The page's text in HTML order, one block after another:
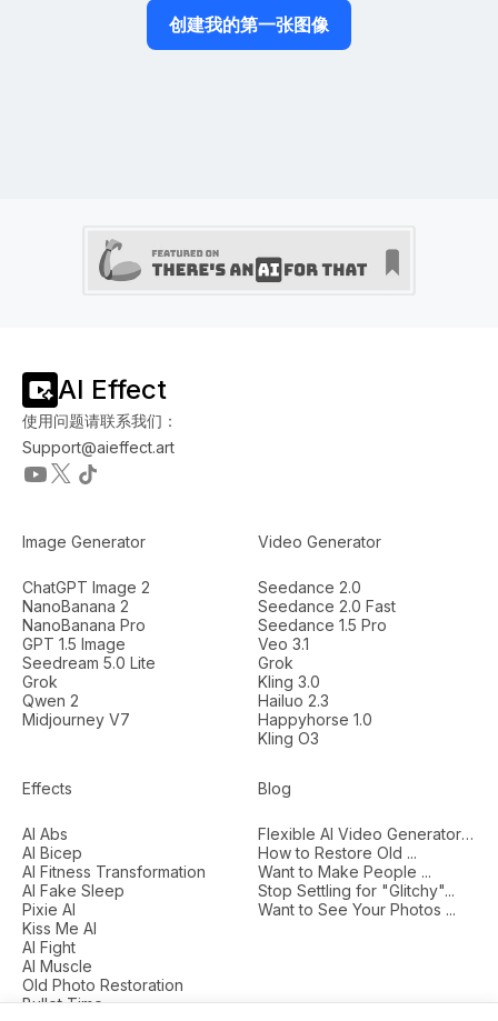
创建我的第一张图像
AI Effect
使用问题请联系我们：
Support@aieffect.art
Image Generator
ChatGPT Image 2
NanoBanana 2
NanoBanana Pro
GPT 1.5 Image
Seedream 5.0 Lite
Grok
Qwen 2
Midjourney V7
Video Generator
Seedance 2.0
Seedance 2.0 Fast
Seedance 1.5 Pro
Veo 3.1
Grok
Kling 3.0
Hailuo 2.3
Happyhorse 1.0
Kling O3
Effects
AI Abs
AI Bicep
AI Fitness Transformation
AI Fake Sleep
Pixie AI
Kiss Me AI
AI Fight
AI Muscle
Old Photo Restoration
Bullet Time
Blog
Flexible AI Video Generators...
How to Restore Old ...
Want to Make People ...
Stop Settling for "Glitchy"...
Want to See Your Photos ...